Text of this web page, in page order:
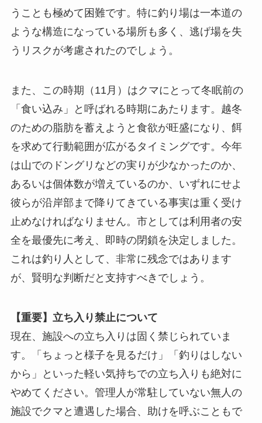
うことも極めて困難です。特に釣り場は一本道の
ような構造になっている場所も多く、逃げ場を失
うリスクが考慮されたのでしょう。
また、この時期（11月）はクマにとって冬眠前の
「食い込み」と呼ばれる時期にあたります。越冬
のための脂肪を蓄えようと食欲が旺盛になり、餌
を求めて行動範囲が広がるタイミングです。今年
は山でのドングリなどの実りが少なかったのか、
あるいは個体数が増えているのか、いずれにせよ
彼らが沿岸部まで降りてきている事実は重く受け
止めなければなりません。市としては利用者の安
全を最優先に考え、即時の閉鎖を決定しました。
これは釣り人として、非常に残念ではあります
が、賢明な判断だと支持すべきでしょう。
【重要】立ち入り禁止について
現在、施設への立ち入りは固く禁じられていま
す。「ちょっと様子を見るだけ」「釣りはしない
から」といった軽い気持ちでの立ち入りも絶対に
やめてください。管理人が常駐していない無人の
施設でクマと遭遇した場合、助けを呼ぶこともで